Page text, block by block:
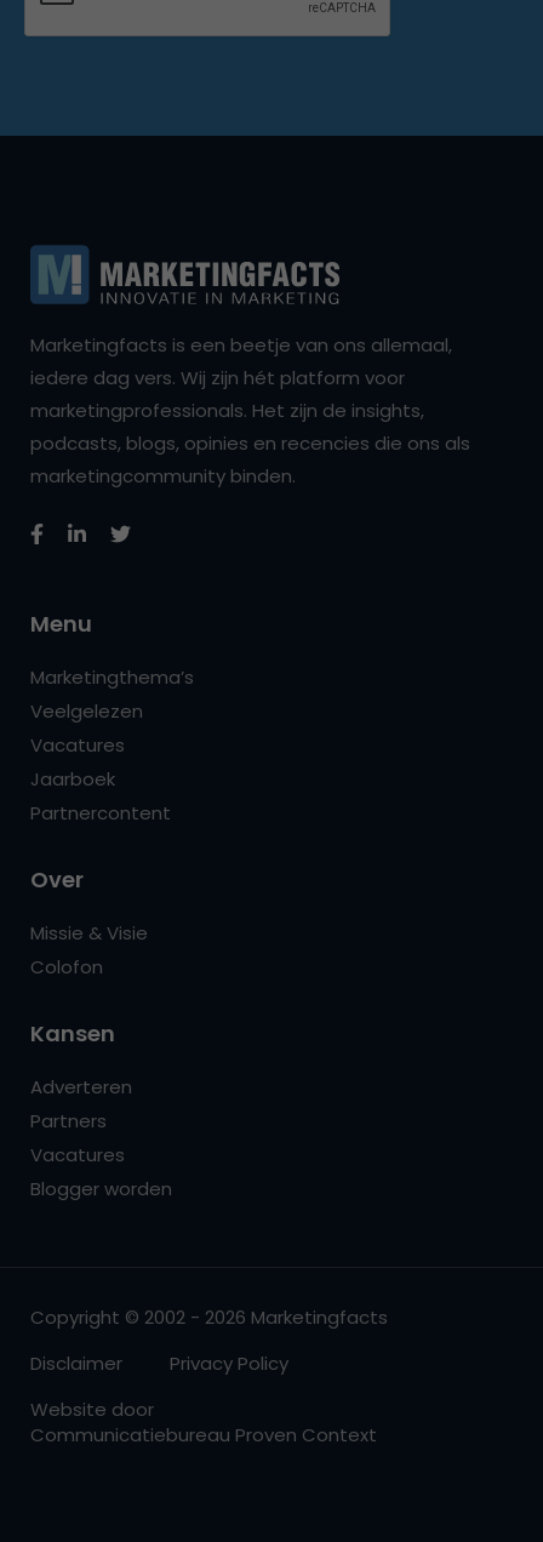
Marketingfacts is een beetje van ons allemaal,
iedere dag vers. Wij zijn hét platform voor
marketingprofessionals. Het zijn de insights,
podcasts, blogs, opinies en recencies die ons als
marketingcommunity binden.
Menu
Marketingthema’s
Veelgelezen
Vacatures
Jaarboek
Partnercontent
Over
Missie & Visie
Colofon
Kansen
Adverteren
Partners
Vacatures
Blogger worden
Copyright © 2002 - 2026 Marketingfacts
Disclaimer
Privacy Policy
Website door
Communicatiebureau Proven Context